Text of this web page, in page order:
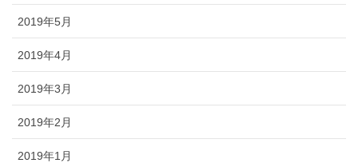
2019年5月
2019年4月
2019年3月
2019年2月
2019年1月